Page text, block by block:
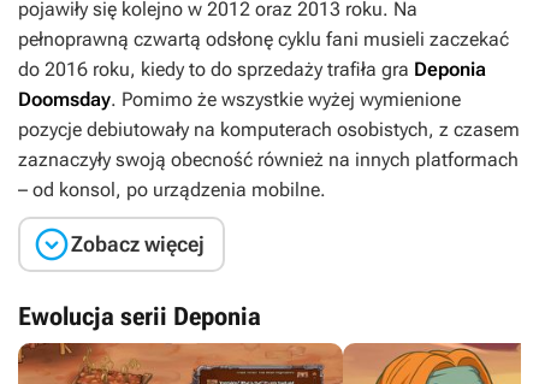
pojawiły się kolejno w 2012 oraz 2013 roku. Na
pełnoprawną czwartą odsłonę cyklu fani musieli zaczekać
do 2016 roku, kiedy to do sprzedaży trafiła gra Deponia
Doomsday. Pomimo że wszystkie wyżej wymienione
pozycje debiutowały na komputerach osobistych, z czasem
zaznaczyły swoją obecność również na innych platformach
– od konsol, po urządzenia mobilne.
Zobacz więcej
Ewolucja serii Deponia